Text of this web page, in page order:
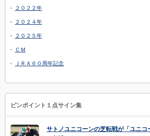
２０２２年
２０２４年
２０２５年
ＣＭ
ＪＲＡ６０周年記念
ピンポイント１点サイン集
サトノユニコーンの芝転戦が「ユニコ